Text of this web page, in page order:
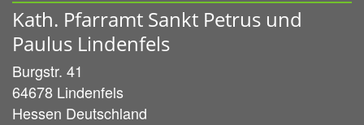
Kath. Pfarramt Sankt Petrus und
Paulus Lindenfels
Burgstr. 41
64678 Lindenfels
Hessen Deutschland